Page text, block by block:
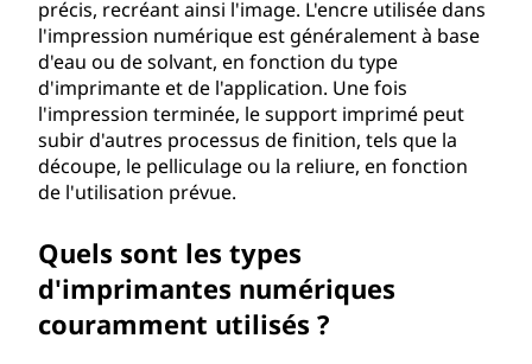
précis, recréant ainsi l'image. L'encre utilisée dans
l'impression numérique est généralement à base
d'eau ou de solvant, en fonction du type
d'imprimante et de l'application. Une fois
l'impression terminée, le support imprimé peut
subir d'autres processus de finition, tels que la
découpe, le pelliculage ou la reliure, en fonction
de l'utilisation prévue.
Quels sont les types
d'imprimantes numériques
couramment utilisés ?